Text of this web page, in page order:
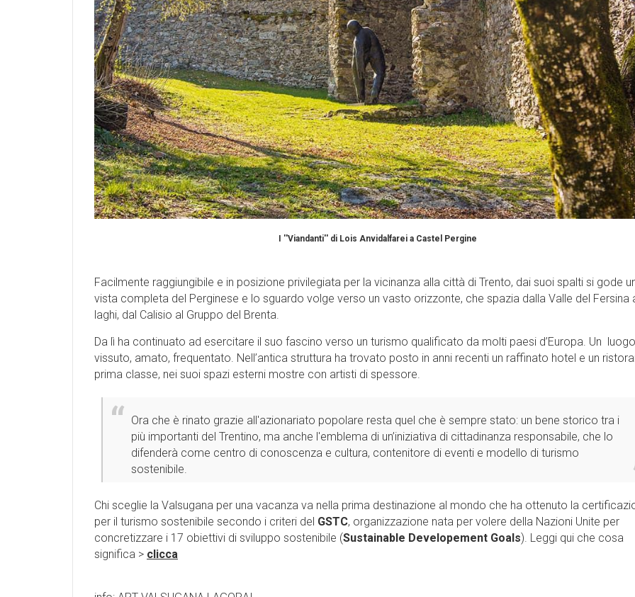
I ''Viandanti'' di Lois Anvidalfarei a Castel Pergine
Facilmente raggiungibile e in posizione privilegiata per la vicinanza alla città di Trento, dai suoi spalti si gode
vista completa del Perginese e lo sguardo volge verso un vasto orizzonte, che spazia dalla Valle del Fersina
laghi, dal Calisio al Gruppo del Brenta.
Da lì ha continuato ad esercitare il suo fascino verso un turismo qualificato da molti paesi d’Europa. Un luogo
vissuto, amato, frequentato. Nell’antica struttura ha trovato posto in anni recenti un raffinato hotel e un
prima classe, nei suoi spazi esterni mostre con artisti di spessore.
Ora che è rinato grazie all'azionariato popolare resta quel che è sempre stato: un bene storico tra i
più importanti del Trentino, ma anche l'emblema di un’iniziativa di cittadinanza responsabile, che lo
difenderà come centro di conoscenza e cultura, contenitore di eventi e modello di turismo
sostenibile.
Chi sceglie la Valsugana per una vacanza va nella prima destinazione al mondo che ha ottenuto la
per il turismo sostenibile secondo i criteri del GSTC, organizzazione nata per volere della Nazioni Unite per
concretizzare i 17 obiettivi di sviluppo sostenibile (Sustainable Developement Goals). Leggi qui che cosa
significa > clicca